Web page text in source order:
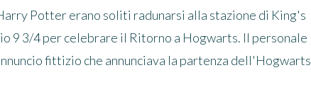
Potter erano soliti radunarsi alla stazione di King's
9 3/4 per celebrare il Ritorno a Hogwarts. Il personale
fittizio che annunciava la partenza dell'Hogwarts